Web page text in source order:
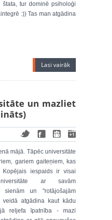
tur dominē psiholoģi
:)) Tas man atgādina
Lasi vairāk
un mazliet
mājā. Tāpēc universitāte
gariem gaiteņiem, kas
iespaids ir visai
ar savām
sienām un "rotājošajām
veidā atgādina kaut kādu
reljefa īpatnība - mazi